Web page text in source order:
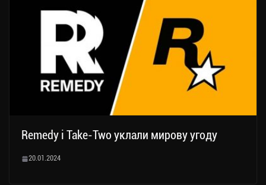
Remedy і Take-Two уклали мирову угоду
20.01.2024